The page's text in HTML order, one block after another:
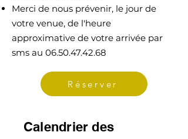
​Merci de nous prévenir, le jour de
votre venue, de l'heure
approximative de votre arrivée par
sms au 06.50.47.42.68
Réserver
disponibilités
Calendrier des